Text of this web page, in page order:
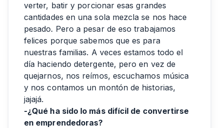
verter, batir y porcionar esas grandes
cantidades en una sola mezcla se nos hace
pesado. Pero a pesar de eso trabajamos
felices porque sabemos que es para
nuestras familias. A veces estamos todo el
día haciendo detergente, pero en vez de
quejarnos, nos reímos, escuchamos música
y nos contamos un montón de historias,
jajajá.
-¿Qué ha sido lo más difícil de convertirse
en emprendedoras?